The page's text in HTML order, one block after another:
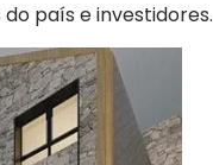
país e investidores.